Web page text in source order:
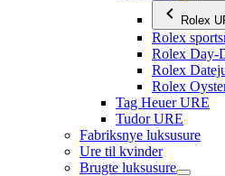
Rolex
Rolex
Rolex Day-
Rolex
Rolex
Tag Heuer URE
Tudor URE
Fabriksnye luksusure
Ure til kvinder
Brugte luksusure